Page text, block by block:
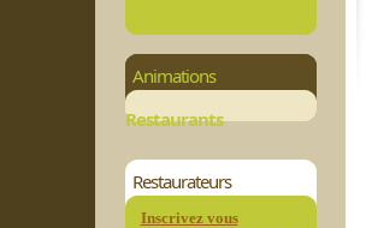
Animations
Restaurants
Restaurateurs
Inscrivez vous